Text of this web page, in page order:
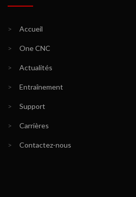
> Accueil
> One CNC
> Actualités
> Entraînement
> Support
> Carrières
> Contactez-nous